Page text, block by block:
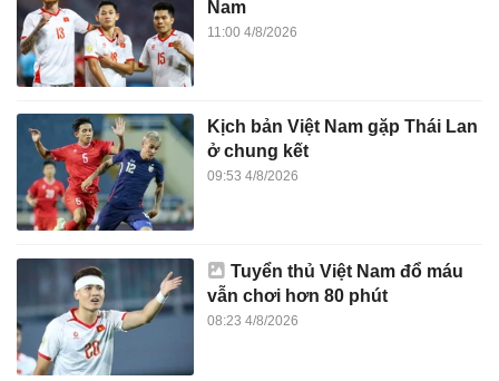
Nam
11:00 4/8/2026
Kịch bản Việt Nam gặp Thái Lan
ở chung kết
09:53 4/8/2026
Tuyển thủ Việt Nam đổ máu
vẫn chơi hơn 80 phút
08:23 4/8/2026